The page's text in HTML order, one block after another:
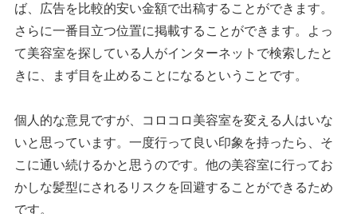
ば、広告を比較的安い金額で出稿することができます。
さらに一番目立つ位置に掲載することができます。よっ
て美容室を探している人がインターネットで検索したと
きに、まず目を止めることになるということです。
個人的な意見ですが、コロコロ美容室を変える人はいな
いと思っています。一度行って良い印象を持ったら、そ
こに通い続けるかと思うのです。他の美容室に行ってお
かしな髪型にされるリスクを回避することができるため
です。